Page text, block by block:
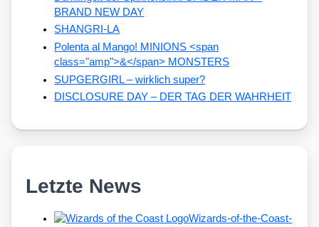
BRAND NEW DAY
SHANGRI-LA
Polenta al Mango! MINIONS <span
class="amp">&</span> MONSTERS
SUPGERGIRL – wirklich super?
DISCLOSURE DAY – DER TAG DER WAHRHEIT
Letzte News
Wizards-of-the-Coast-